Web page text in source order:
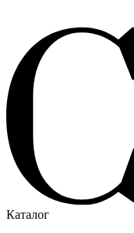
Каталог